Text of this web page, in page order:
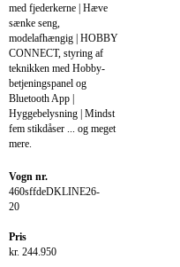
med fjederkerne | Hæve
sænke seng,
modelafhængig | HOBBY
CONNECT, styring af
teknikken med Hobby-
betjeningspanel og
Bluetooth App |
Hyggebelysning | Mindst
fem stikdåser ... og meget
mere.
Vogn nr.
460sffdeDKLINE26-
20
Pris
kr. 244.950